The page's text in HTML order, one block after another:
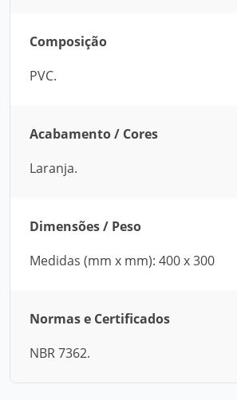
Composição
PVC.
Acabamento / Cores
Laranja.
Dimensões / Peso
Medidas (mm x mm): 400 x 300
Normas e Certificados
NBR 7362.